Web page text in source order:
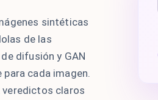
sintéticas
de las
difusión y GAN
cada imagen.
veredictos claros